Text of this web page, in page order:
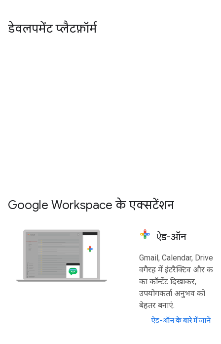
डेवलपमेंट प्लैटफ़ॉर्म
Google Workspace के एक्सटेंशन
ऐड-ऑन
Gmail, Calendar, Drive
वगैरह में इंटरैक्टिव और काम
का कॉन्टेंट दिखाकर,
उपयोगकर्ता अनुभव को
बेहतर बनाएं.
ऐड-ऑन के बारे में जानें